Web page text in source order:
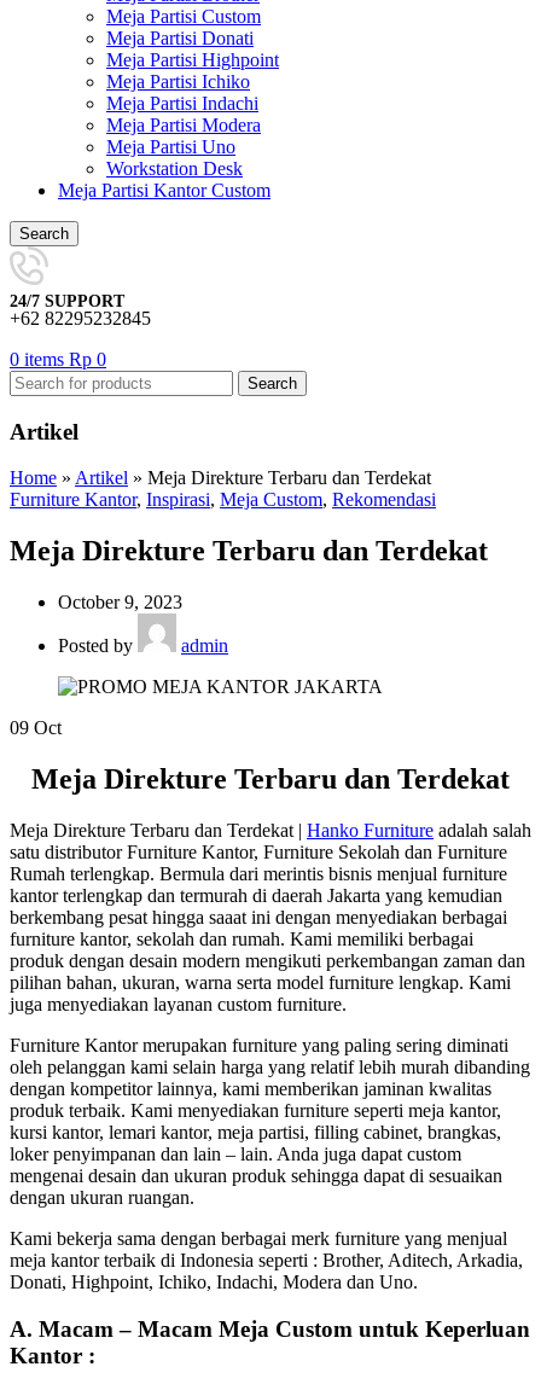
Meja Partisi Custom
Meja Partisi Donati
Meja Partisi Highpoint
Meja Partisi Ichiko
Meja Partisi Indachi
Meja Partisi Modera
Meja Partisi Uno
Workstation Desk
Meja Partisi Kantor Custom
Search
24/7 SUPPORT
+62 82295232845
0 items Rp 0
Search
Artikel
Home » Artikel » Meja Direkture Terbaru dan Terdekat
Furniture Kantor, Inspirasi, Meja Custom, Rekomendasi
Meja Direkture Terbaru dan Terdekat
October 9, 2023
Posted by admin
09 Oct
Meja Direkture Terbaru dan Terdekat
Meja Direkture Terbaru dan Terdekat | Hanko Furniture adalah salah
satu distributor Furniture Kantor, Furniture Sekolah dan Furniture
Rumah terlengkap. Bermula dari merintis bisnis menjual furniture
kantor terlengkap dan termurah di daerah Jakarta yang kemudian
berkembang pesat hingga saaat ini dengan menyediakan berbagai
furniture kantor, sekolah dan rumah. Kami memiliki berbagai
produk dengan desain modern mengikuti perkembangan zaman dan
pilihan bahan, ukuran, warna serta model furniture lengkap. Kami
juga menyediakan layanan custom furniture.
Furniture Kantor merupakan furniture yang paling sering diminati
oleh pelanggan kami selain harga yang relatif lebih murah dibanding
dengan kompetitor lainnya, kami memberikan jaminan kwalitas
produk terbaik. Kami menyediakan furniture seperti meja kantor,
kursi kantor, lemari kantor, meja partisi, filling cabinet, brangkas,
loker penyimpanan dan lain – lain. Anda juga dapat custom
mengenai desain dan ukuran produk sehingga dapat di sesuaikan
dengan ukuran ruangan.
Kami bekerja sama dengan berbagai merk furniture yang menjual
meja kantor terbaik di Indonesia seperti : Brother, Aditech, Arkadia,
Donati, Highpoint, Ichiko, Indachi, Modera dan Uno.
A. Macam – Macam Meja Custom untuk Keperluan
Kantor :